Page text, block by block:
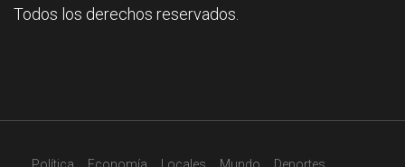
Todos los derechos reservados.
Política Economía Locales Mundo Deportes